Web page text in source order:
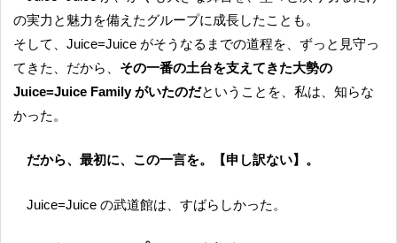
の実力と魅力を備えたグループに成長したことも。
そして、Juice=Juice がそうなるまでの道程を、ずっと見守っ
てきた、だから、 その一番の土台を支えてきた大勢の
Juice=Juice Family がいたのだということを、私は、知らな
かった。
だから、最初に、この一言を。【申し訳ない】。
Juice=Juice の武道館は、すばらしかった。